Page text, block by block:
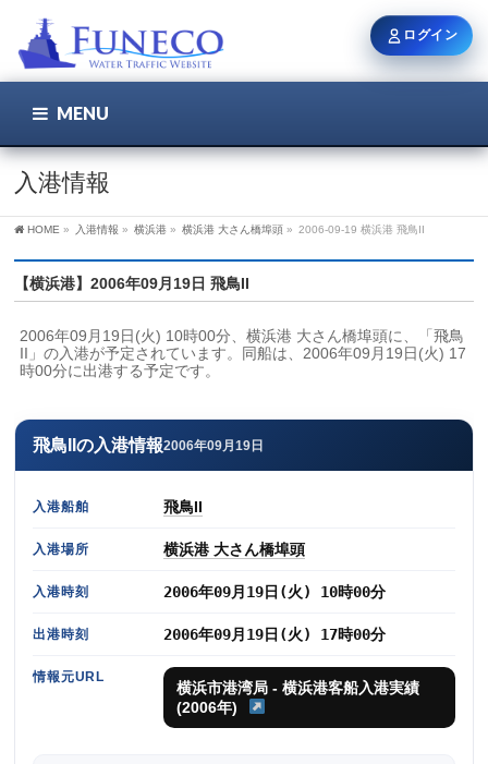
MENU
入港情報
HOME » 入港情報 » 横浜港 » 横浜港 大さん橋埠頭 » 2006-09-19 横浜港 飛鳥II
【横浜港】2006年09月19日 飛鳥II
2006年09月19日(火) 10時00分、横浜港 大さん橋埠頭に、「飛鳥
II」の入港が予定されています。同船は、2006年09月19日(火) 17
時00分に出港する予定です。
飛鳥IIの入港情報2006年09月19日
入港船舶 飛鳥II
入港場所 横浜港 大さん橋埠頭
入港時刻 2006年09月19日(火) 10時00分
出港時刻 2006年09月19日(火) 17時00分
情報元URL
横浜市港湾局 - 横浜港客船入港実績
(2006年)
ログイン
ユーザー名 / メール
ログイン状態を保持
新規登録 パスワードを忘れた方